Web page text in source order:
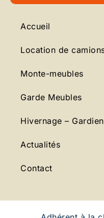
Accueil
Location de
Monte-meubles
Garde Meubles
Hivernage –
Actualités
Contact